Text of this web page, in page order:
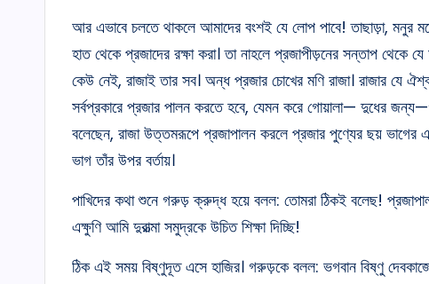
আর এভাবে চলতে থাকলে আমাদের বংশই যে লোপ পাবে! তাছাড়া, মনুর
হাত থেকে প্রজাদের রক্ষা করা। তা নাহলে প্রজাপীড়নের সন্তাপ থেকে
কেউ নেই, রাজাই তার সব। অন্ধ প্রজার চোখের মণি রাজা। রাজার যে
সর্বপ্রকারে প্রজার পালন করতে হবে, যেমন করে গোয়ালা— দুধের
বলেছেন, রাজা উত্তমরূপে প্রজাপালন করলে প্রজার পুণ্যের ছয় ভাগের
ভাগ তাঁর উপর বর্তায়।
পাখিদের কথা শুনে গরুড় ক্রুদ্ধ হয়ে বলল: তোমরা ঠিকই বলেছ!
এক্ষুণি আমি দুরাত্মা সমুদ্রকে উচিত শিক্ষা দিচ্ছি!
ঠিক এই সময় বিষ্ণুদূত এসে হাজির। গরুড়কে বলল: ভগবান বিষ্ণু দেবকাজে